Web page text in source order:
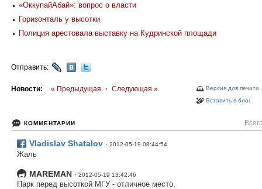
«ОккупайАбай»: вопрос о власти
Горизонталь у высотки
Полиция арестовала выставку на Кудринской площади
Отправить:
Версия для печати
Вставить в блог
Новости: « Предыдущая · Следующая »
КОММЕНТАРИИ
Vladislav Shatalov · 2012-05-19 08:44:54
Жаль
MAREMAN · 2012-05-19 13:42:46
Парк перед высоткой МГУ - отличное место.